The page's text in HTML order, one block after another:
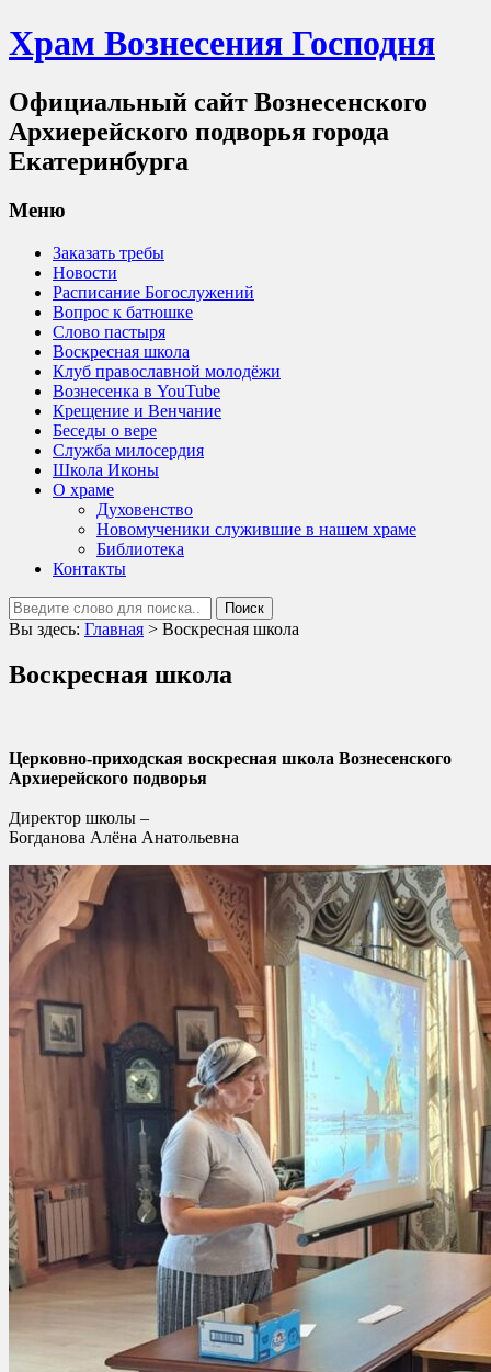
Храм Вознесения Господня
Официальный сайт Вознесенского
Архиерейского подворья города
Екатеринбурга
Меню
Заказать требы
Новости
Расписание Богослужений
Вопрос к батюшке
Слово пастыря
Воскресная школа
Клуб православной молодёжи
Вознесенка в YouTube
Крещение и Венчание
Беседы о вере
Служба милосердия
Школа Иконы
О храме
Духовенство
Новомученики служившие в нашем храме
Библиотека
Контакты
Вы здесь: Главная > Воскресная школа
Воскресная школа
Церковно-приходская воскресная школа Вознесенского
Архиерейского подворья
Директор школы –
Богданова Алёна Анатольевна